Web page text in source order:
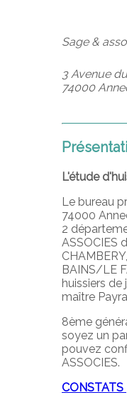
Sage &
3 Avenue
74000
L'étude
Le bureau
74000
2
ASSOCIES
BAINS/LE
huissiers
maître
8ème
soyez un
pouvez
ASSOCIES.
CONSTATS